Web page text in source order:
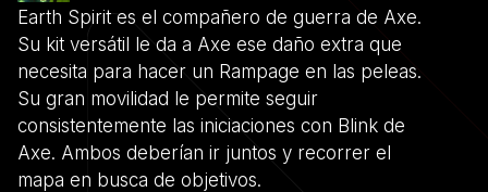
Earth Spirit es el compañero de guerra de Axe.
Su kit versátil le da a Axe ese daño extra que
necesita para hacer un Rampage en las peleas.
Su gran movilidad le permite seguir
consistentemente las iniciaciones con Blink de
Axe. Ambos deberían ir juntos y recorrer el
mapa en busca de objetivos.